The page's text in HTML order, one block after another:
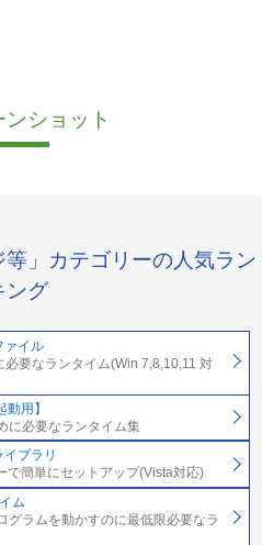
ショット
等」カテゴリーの人気ラン
ング
ァイル
要なランタイム(Win 7,8,10,11 対
用】
に必要なランタイム集
ブラリ
で簡単にセットアップ(Vista対応)
ム
グラムを動かすのに最低限必要なラ